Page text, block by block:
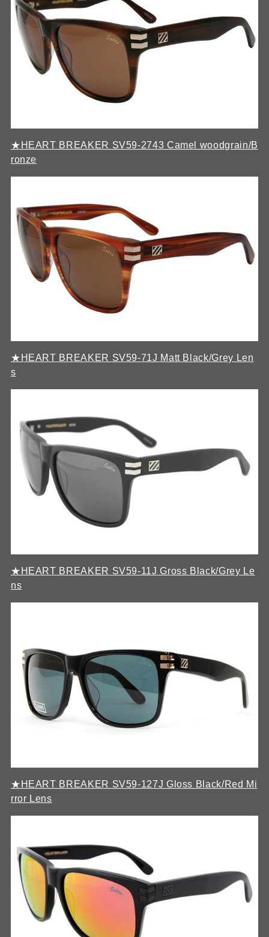
★HEART BREAKER SV59-2743 Camel woodgrain/B
ronze
★HEART BREAKER SV59-71J Matt Black/Grey Len
s
★HEART BREAKER SV59-11J Gross Black/Grey Le
ns
★HEART BREAKER SV59-127J Gloss Black/Red Mi
rror Lens